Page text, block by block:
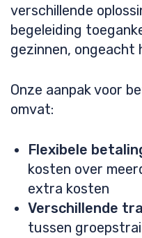
verschillende
begeleiding
gezinnen, ongeacht
Onze aanpak voor
omvat:
Flexibele
kosten over
extra kosten
Verschillende
tussen